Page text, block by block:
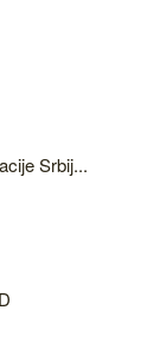
Srbij...